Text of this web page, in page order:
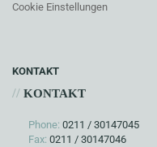
Cookie Einstellungen
KONTAKT
// KONTAKT
Phone: 0211 / 30147045
Fax: 0211 / 30147046